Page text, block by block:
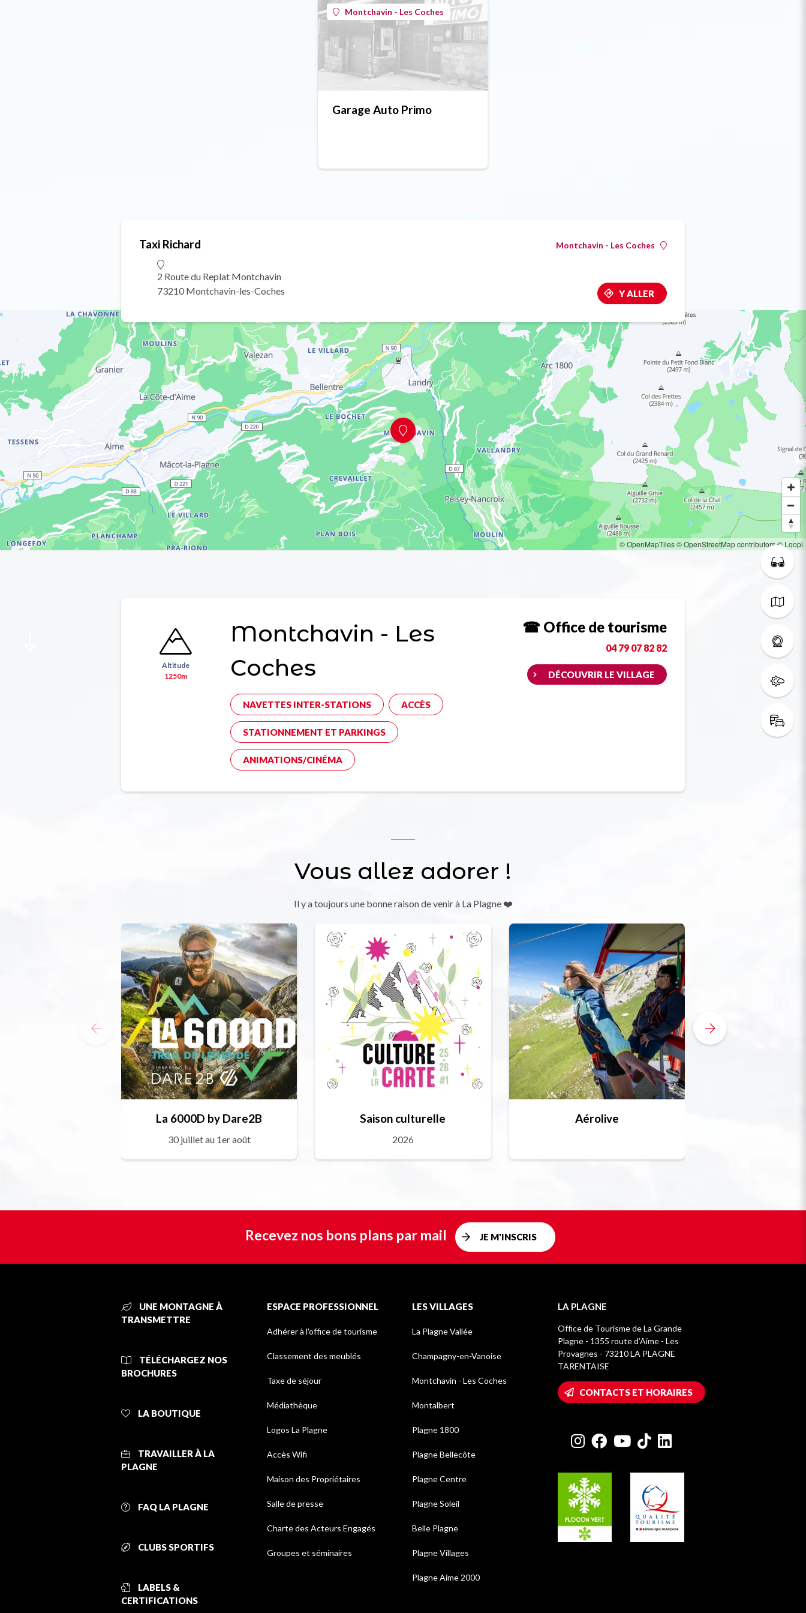
Montchavin - Les Coches
Garage Auto Primo
Taxi Richard
2 Route du Replat Montchavin
73210 Montchavin-les-Coches
Montchavin - Les Coches
Y ALLER
© OpenMapTiles© OpenStreetMap contributors© Loopi
Altitude
1250m
Montchavin - Les
Coches
NAVETTES INTER-STATIONS ACCÈS
STATIONNEMENT ET PARKINGS
ANIMATIONS/CINÉMA
☎ Office de tourisme
04 79 07 82 82
DÉCOUVRIR LE VILLAGE
Vous allez adorer !
Il y a toujours une bonne raison de venir à La Plagne ❤️
La 6000D by Dare2B
30 juillet au 1er août
Saison culturelle
2026
Aérolive
Recevez nos bons plans par mail JE M'INSCRIS
UNE MONTAGNE À
TRANSMETTRE
TÉLÉCHARGEZ NOS
BROCHURES
LA BOUTIQUE
TRAVAILLER À LA
PLAGNE
FAQ LA PLAGNE
CLUBS SPORTIFS
LABELS &
CERTIFICATIONS
ESPACE PROFESSIONNEL
Adhérer à l'office de tourisme
Classement des meublés
Taxe de séjour
Médiathèque
Logos La Plagne
Accès Wifi
Maison des Propriétaires
Salle de presse
Charte des Acteurs Engagés
Groupes et séminaires
LES VILLAGES
La Plagne Vallée
Champagny-en-Vanoise
Montchavin - Les Coches
Montalbert
Plagne 1800
Plagne Bellecôte
Plagne Centre
Plagne Soleil
Belle Plagne
Plagne Villages
Plagne Aime 2000
LA PLAGNE
Office de Tourisme de La Grande
Plagne - 1355 route d’Aime - Les
Provagnes - 73210 LA PLAGNE
TARENTAISE
CONTACTS ET HORAIRES